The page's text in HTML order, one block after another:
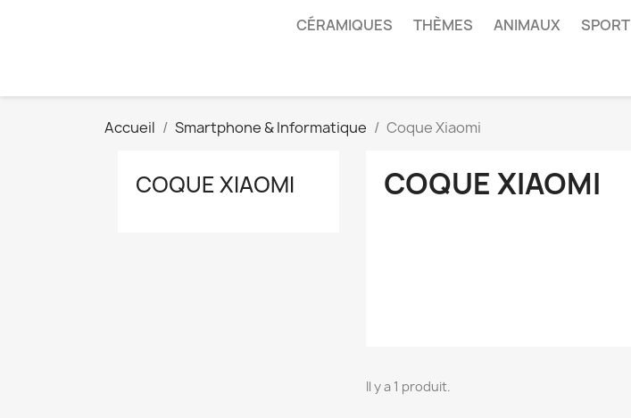
CÉRAMIQUES
THÈMES ANIMAUX SPORT
Accueil Smartphone & Informatique Coque Xiaomi
COQUE XIAOMI COQUE XIAOMI
Il y a 1 produit.